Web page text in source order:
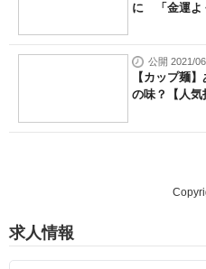
に 「金運よ
公開 2021/
【カップ麺
の味？【人気
求人情報